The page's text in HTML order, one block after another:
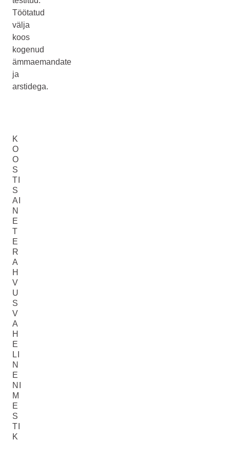
Töötatud
välja
koos
kogenud
ämmaemandate
ja
arstidega.
K
O
O
S
TI
S
AI
N
E
T
E
R
A
H
V
U
S
V
A
H
E
LI
N
E
NI
M
E
S
TI
K